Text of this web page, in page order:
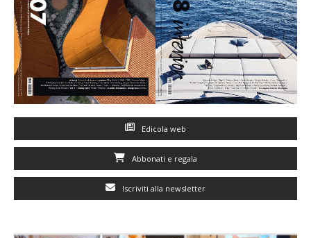
Edicola web
Abbonati e regala
Iscriviti alla newsletter